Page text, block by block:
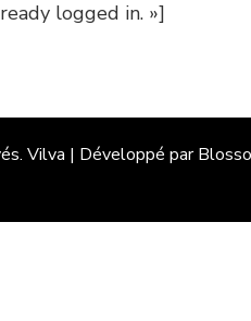
logged in. »]
Vilva | Développé par